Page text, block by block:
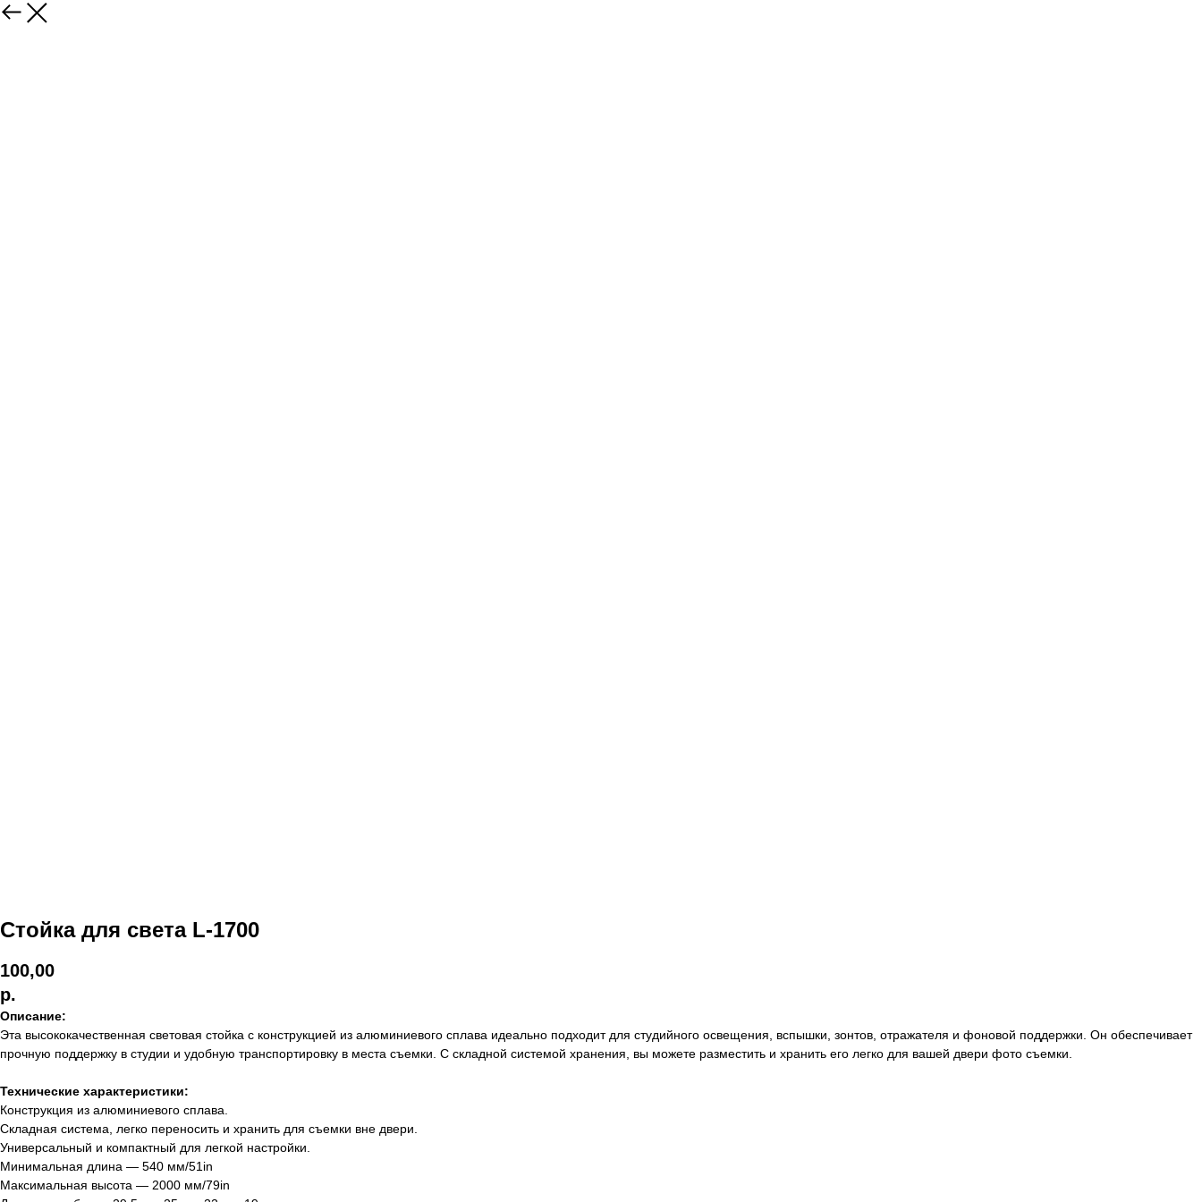
Стойка для света L-1700
100,00
р.
Описание:
Эта высококачественная световая стойка с конструкцией из алюминиевого сплава идеально подходит для студийного освещения, вспышки, зонтов, отражателя и фоновой поддержки. Он обеспечивает
прочную поддержку в студии и удобную транспортировку в места съемки. С складной системой хранения, вы можете разместить и хранить его легко для вашей двери фото съемки.
Технические характеристики:
Конструкция из алюминиевого сплава.
Складная система, легко переносить и хранить для съемки вне двери.
Универсальный и компактный для легкой настройки.
Минимальная длина — 540 мм/51in
Максимальная высота — 2000 мм/79in